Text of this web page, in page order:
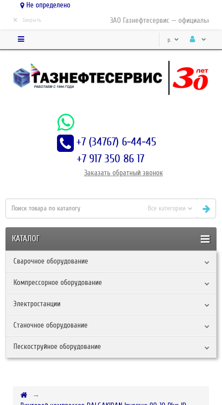
Не определено
ЗАО Газнефтесервис — официальный
× Закрыть
р.
+7 (34767) 6-44-45
+7 917 350 86 17
Заказать обратный звонок
Все категории
КАТАЛОГ
Сварочное оборудование
Компрессорное оборудование
Электростанции
Станочное оборудование
Пескоструйное оборудование